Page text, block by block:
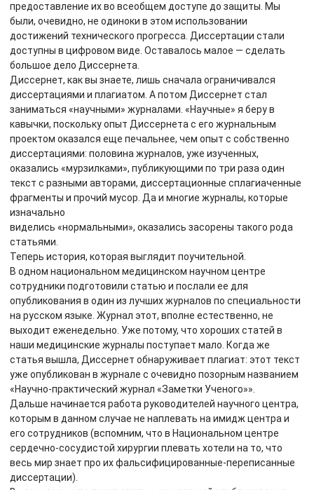
предоставление их во всеобщем доступе до защиты. Мы
были, очевидно, не одиноки в этом использовании
достижений технического прогресса. Диссертации стали
доступны в цифровом виде. Оставалось малое — сделать
большое дело Диссернета.
Диссернет, как вы знаете, лишь сначала ограничивался
диссертациями и плагиатом. А потом Диссернет стал
заниматься «научными» журналами. «Научные» я беру в
кавычки, поскольку опыт Диссернета с его журнальным
проектом оказался еще печальнее, чем опыт с собственно
диссертациями: половина журналов, уже изученных,
оказались «мурзилками», публикующими по три раза один
текст с разными авторами, диссертационные сплагиаченные
фрагменты и прочий мусор. Да и многие журналы, которые
изначально
виделись «нормальными», оказались засорены такого рода
статьями.
Теперь история, которая выглядит поучительной.
В одном национальном медицинском научном центре
сотрудники подготовили статью и послали ее для
опубликования в один из лучших журналов по специальности
на русском языке. Журнал этот, вполне естественно, не
выходит еженедельно. Уже потому, что хороших статей в
наши медицинские журналы поступает мало. Когда же
статья вышла, Диссернет обнаруживает плагиат: этот текст
уже опубликован в журнале с очевидно позорным названием
«Научно-практический журнал «Заметки Ученого»».
Дальше начинается работа руководителей научного центра,
которым в данном случае не наплевать на имидж центра и
его сотрудников (вспомним, что в Национальном центре
сердечно-сосудистой хирургии плевать хотели на то, что
весь мир знает про их фальсифицированные-переписанные
диссертации).